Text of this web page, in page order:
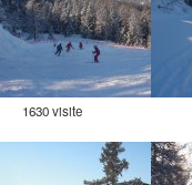
1630 visite